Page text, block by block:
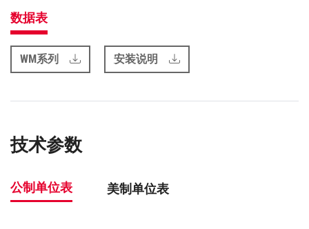
数据表
WM系列 安装说明
技术参数
公制单位表 美制单位表